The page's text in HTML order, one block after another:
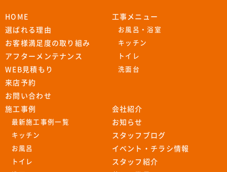
HOME
選ばれる理由
お客様満足度の取り組み
アフターメンテナンス
WEB見積もり
来店予約
お問い合わせ
工事メニュー
お風呂・浴室
キッチン
トイレ
洗面台
施工事例
最新施工事例一覧
キッチン
お風呂
トイレ
会社紹介
お知らせ
スタッフブログ
イベント・チラシ情報
スタッフ紹介